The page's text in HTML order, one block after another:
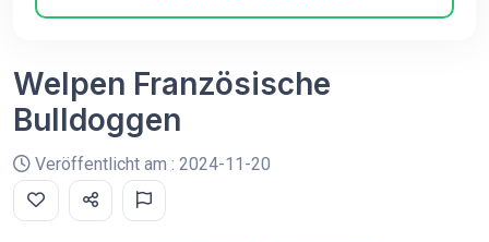
Welpen Französische
Bulldoggen
Veröffentlicht am : 2024-11-20